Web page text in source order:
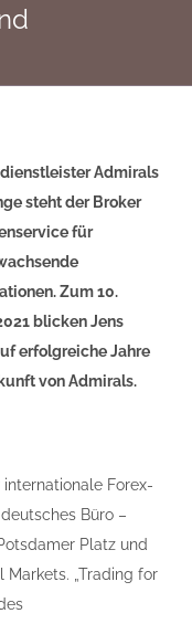
Admirals
steht der Broker
für
Zum 10.
blicken Jens
erfolgreiche Jahre
von Admirals.
internationale Forex-
Büro –
Platz und
„Trading for